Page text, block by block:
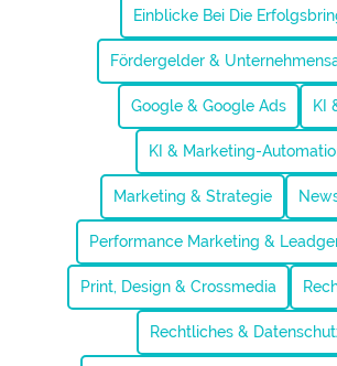
Einblicke Bei Die
Fördergelder &
Google & Google Ads KI
KI & Marketing-
Marketing & Strategie
Performance Marketing &
Print, Design & Crossmedia
Rechtliches &